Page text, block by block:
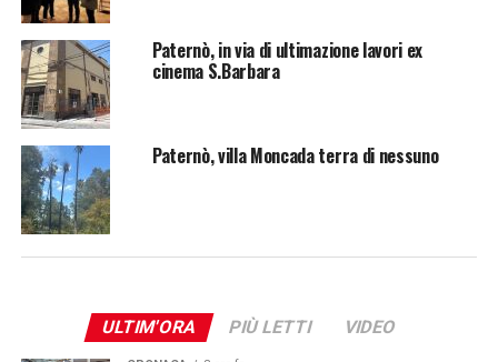
Paternò, in via di ultimazione lavori ex
cinema S.Barbara
Paternò, villa Moncada terra di nessuno
ULTIM'ORA PIÙ LETTI VIDEO